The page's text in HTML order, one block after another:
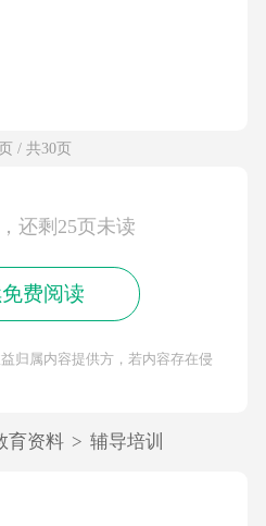
/ 共30页
还剩25页未读
费阅读
归属内容提供方，若内容存在侵
育资料 > 辅导培训